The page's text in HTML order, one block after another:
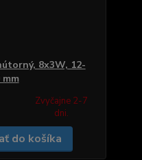
8x3W, 12-
Zvyčajne 2-7
dni.
do košíka